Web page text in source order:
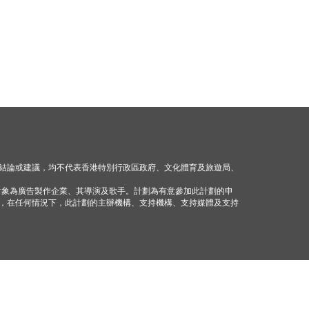
或建議，均不代表香港特別行政區政府、文化體育及旅遊局、
為廣告製作企業、其導演及歌手。計劃為有意參加此計劃的申
任何情況下，此計劃的主辦機構、支持機構、支持媒體及支持